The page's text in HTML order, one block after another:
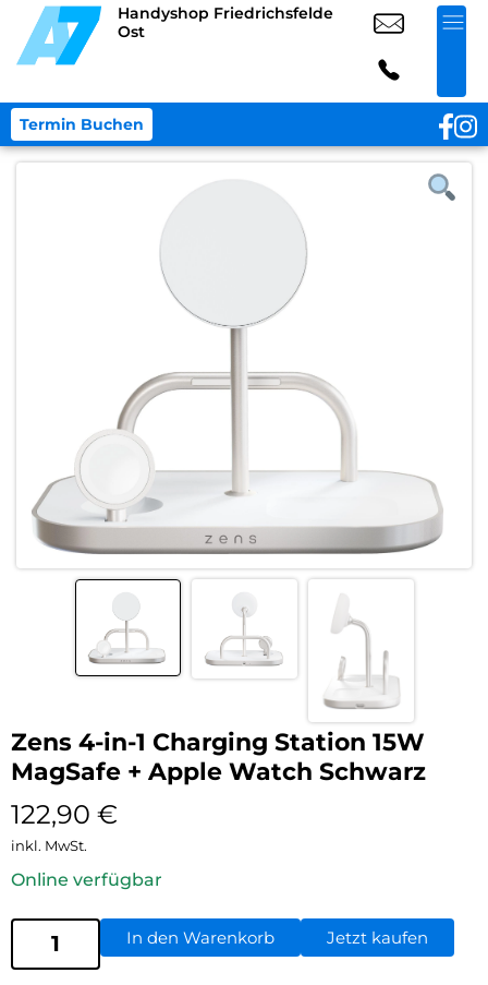
Handyshop Friedrichsfelde
Ost
Termin Buchen
Zens 4-in-1 Charging Station 15W
MagSafe + Apple Watch Schwarz
122,90 €
inkl. MwSt.
Online verfügbar
In den Warenkorb Jetzt kaufen